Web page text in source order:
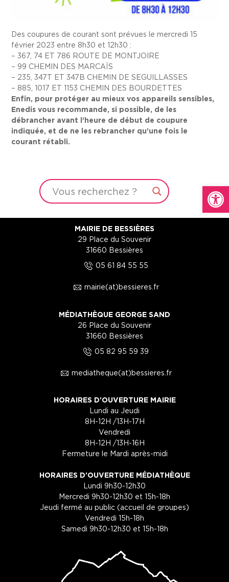
Ouvrir
Des coupures de courant sont prévues le mercredi 15
février 2023 entre 8h30 et 12h30 :
– 367, 74 ET 786 ROUTE DE MONTJOIRE
– 99 CHEMIN DES MARCAÏS
– 235, 347T ET 347B CHEMIN DE SEGUILLASSES
– 885, 1017 ET 1153 CHEMIN DES BOURDETTES
Enfin, pour protéger au mieux vos appareils sensibles,
Enedis vous recommande, si possible, de les
débrancher avant l’heure de début de coupure
indiquée, et de ne les rebrancher qu’une fois le
courant rétabli.
MAIRIE DE BESSIÈRES
29 Place du Souvenir
31660 Bessières
5 05 61 84 55 55
1 mairie(at)bessieres.fr
MÉDIATHÈQUE GEORGE SAND
26 Place du Souvenir
31660 Bessières
5 05 82 95 59 39
1 mediatheque(at)bessieres.fr
HORAIRES D'OUVERTURE MAIRIE
Lundi au Jeudi
8H-12H /13H-17H
Vendredi
8H-12H /13H-16H
Fermeture le Mardi après-midi
HORAIRES D'OUVERTURE MÉDIATHÈQUE
Lundi 9h30-12h30
Mercredi 9h30-12h30 et 15h-18h
Jeudi fermé au public (accueil de groupes)
Vendredi 15h-18h
Samedi 9h30-12h30 et 15h-18h